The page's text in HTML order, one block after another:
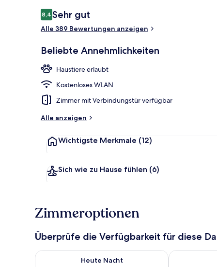
Bewertungen
8,48,4 von 10.
Sehr gut
Alle 389 Bewertungen anzeigen
Beliebte Annehmlichkeiten
Haustiere erlaubt
Kostenloses WLAN
Zimmer mit Verbindungstür verfügbar
Alle anzeigen
Wichtigste Merkmale (12)
Sich wie zu Hause fühlen (6)
Zimmeroptionen
Überprüfe die Verfügbarkeit für diese
Heute Nacht
Überprüfe die Verfügbarkeit für heute Nacht, Aug. 9
Überprüfe